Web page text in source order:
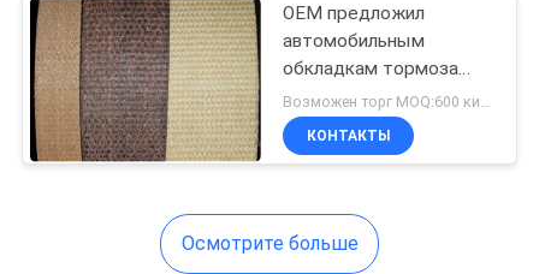
Подкладка
тормоза
11
OEM предложил
автомобильным
обкладкам тормоза
высокой размер
подгонянный
твердостью
КОНТАКТЫ
Осмотрите больше